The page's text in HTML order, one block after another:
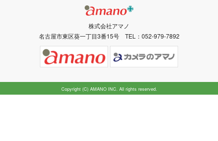
株式会社アマノ
名古屋市東区葵一丁目3番15号 TEL：052-979-7892
Copyright (C) AMANO INC. All rights reserved.